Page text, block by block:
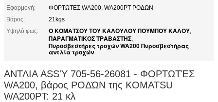
Εφαρμογή:
ΦΟΡΤΩΤΕΣ WA200, WA200PT ΡΟΔΩΝ
Βάρος:
21kgs
Υψηλό φως:
Ο ΚΟΜΑΤΣΟΥ ΤΟΥ ΚΑΛΟΥΛΟΥ ΠΟΥΜΠΟΥ ΚΑΛΟΥ,
ΠΑΡΑΓΜΑΤΙΚΟΣ ΤΡΑΒΑΣΤΗΣ,
Πυροσβεστήρες τροχών WA200 Πυροσβεστήρας
αντλία τροχών
ΑΝΤΛΙΑ ASS'Y 705-56-26081 - ΦΟΡΤΩΤΈΣ
WA200, βάρος ΡΟΔΏΝ της KOMATSU
WA200PT: 21 κλ